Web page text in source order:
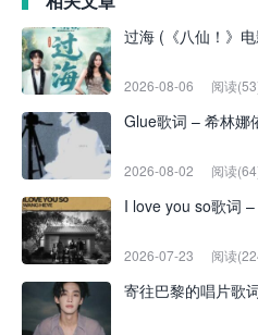
过海 (《八仙！》
2026-08-06 阅读
Glue歌词 – 希林娜
2026-08-02 阅读
I love you so歌词
2026-07-23 阅读
寄往巴黎的唱片歌